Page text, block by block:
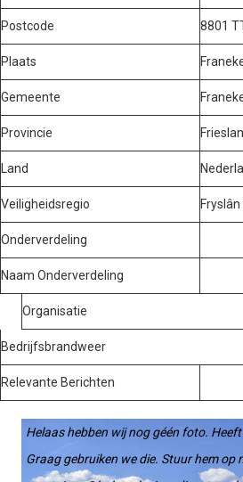
Postcode 8801
Plaats
Gemeente
Provincie
Land
Veiligheidsregio Fryslân
Onderverdeling
Naam Onderverdeling
Organisatie
Bedrijfsbrandweer
Relevante Berichten
Helaas hebben wij nog géén foto. Heeft
Graag gebruiken we die. Stuur hem op